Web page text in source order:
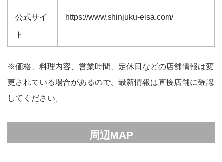
公式サイ
ト
https://www.shinjuku-eisa.com/
※価格、料理内容、営業時間、定休日などの店舗情報は変
更されている場合があるので、最新情報は直接店舗に確認
してください。
周辺MAP